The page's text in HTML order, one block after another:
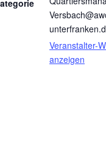
Veranstalter-
anzeigen